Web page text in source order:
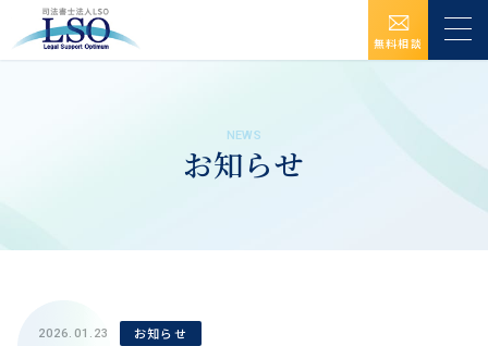
無料相談
NEWS
お知らせ
2026.01.23 お知らせ